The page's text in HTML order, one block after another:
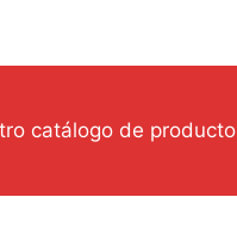
catálogo de producto